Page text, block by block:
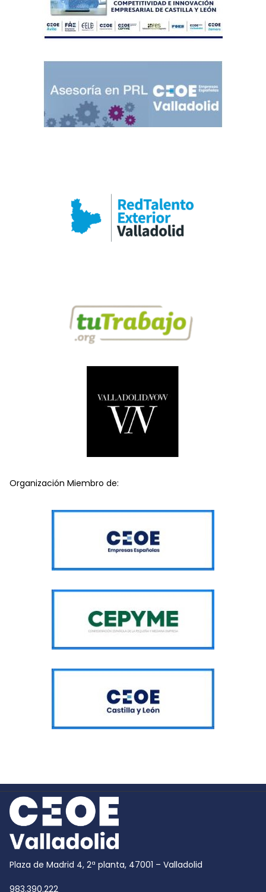
Organización Miembro de:
Plaza de Madrid 4, 2ª planta, 47001 – Valladolid
983.390.222